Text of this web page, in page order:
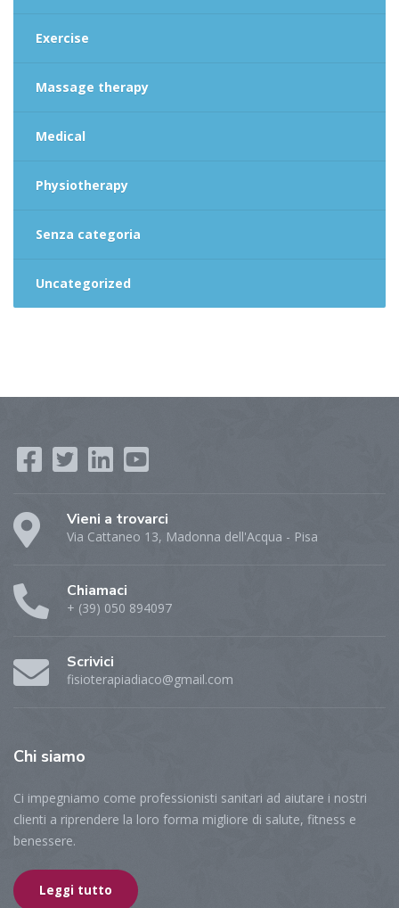
Exercise
Massage therapy
Medical
Physiotherapy
Senza categoria
Uncategorized
Vieni a trovarci
Via Cattaneo 13, Madonna dell'Acqua - Pisa
Chiamaci
+ (39) 050 894097
Scrivici
fisioterapiadiaco@gmail.com
Chi siamo
Ci impegniamo come professionisti sanitari ad aiutare i nostri
clienti a riprendere la loro forma migliore di salute, fitness e
benessere.
Leggi tutto